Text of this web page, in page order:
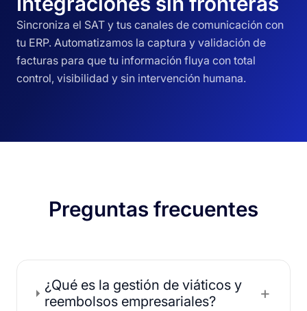
Sincroniza el SAT y tus canales de comunicación con
tu ERP. Automatizamos la captura y validación de
facturas para que tu información fluya con total
control, visibilidad y sin intervención humana.
Preguntas frecuentes
¿Qué es la gestión de viáticos y
reembolsos empresariales?
+